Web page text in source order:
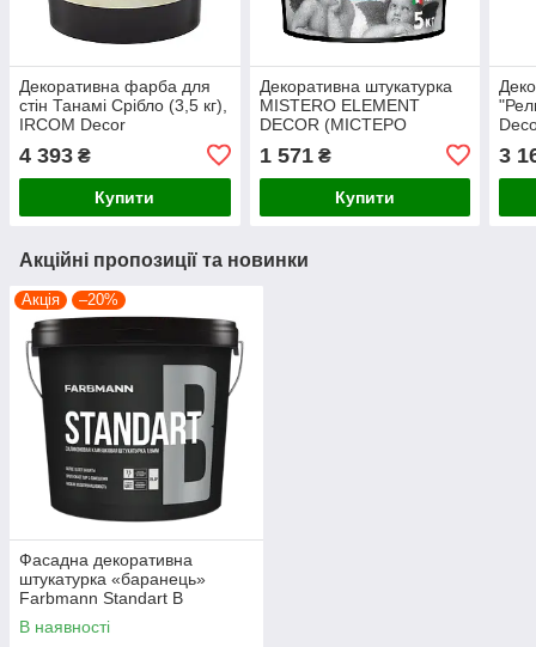
Декоративна фарба для
стін Танамі Срібло (3,5 кг),
IRCOM Decor
4 393 ₴
Купити
Декоративна штукатурка
MISTERO ELEMENT
DECOR (МІСТЕРО
1 571₴
Купити
3
Акційні пропозиції та новинки
Акція –20%
Фасадна декоративна
штукатурка «баранець»
Farbmann Standart B
(ФАРБМЕН СТАНДАРТ Б)
25кг, біла
В наявності